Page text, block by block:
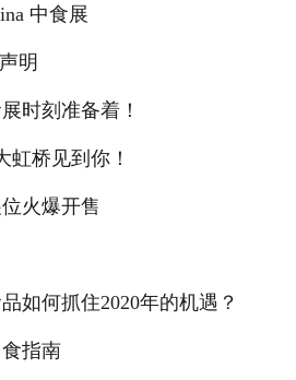
中食展
明
时刻准备着！
虹桥见到你！
火爆开售
如何抓住2020年的机遇？
指南